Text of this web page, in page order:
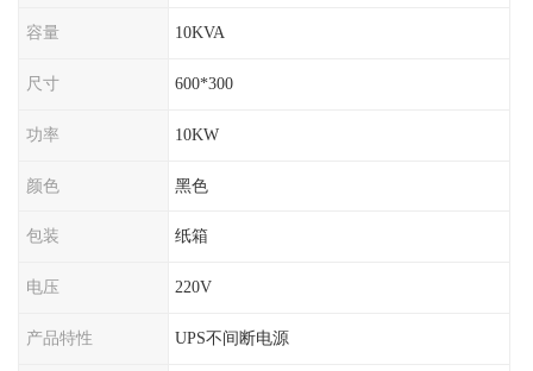
容量 10KVA
尺寸 600*300
功率 10KW
颜色 黑色
包装 纸箱
电压 220V
产品特性 UPS不间断电源